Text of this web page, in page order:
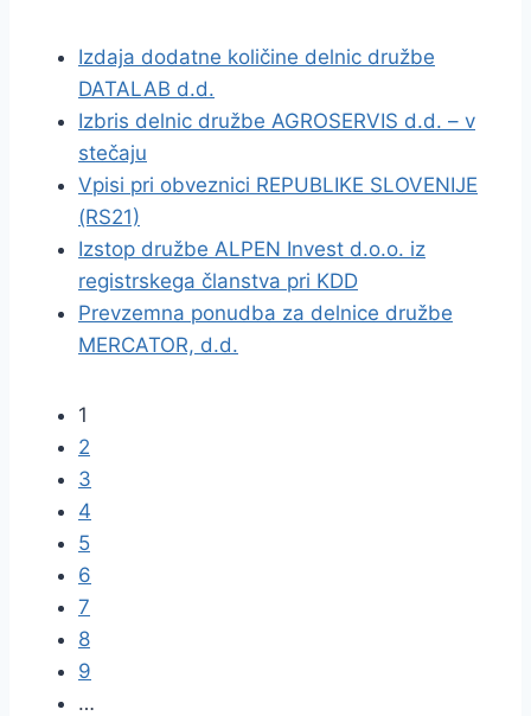
Izdaja dodatne količine delnic družbe
DATALAB d.d.
Izbris delnic družbe AGROSERVIS d.d. – v
stečaju
Vpisi pri obveznici REPUBLIKE SLOVENIJE
(RS21)
Izstop družbe ALPEN Invest d.o.o. iz
registrskega članstva pri KDD
Prevzemna ponudba za delnice družbe
MERCATOR, d.d.
1
2
3
4
5
6
7
8
9
…